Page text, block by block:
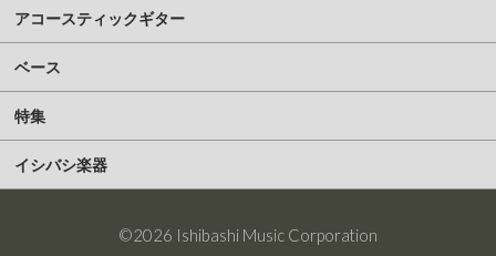
アコースティックギター
ベース
特集
イシバシ楽器
©2026 Ishibashi Music Corporation